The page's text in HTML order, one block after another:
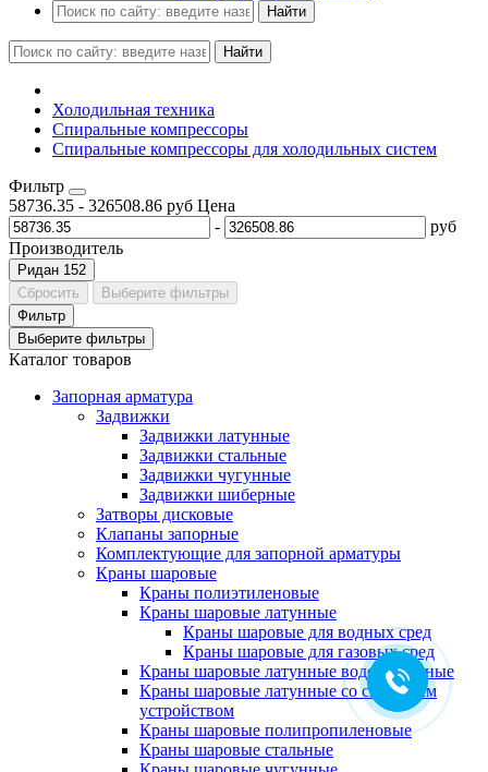
Найти
Найти
Холодильная техника
Спиральные компрессоры
Спиральные компрессоры для холодильных систем
Фильтр
58736.35 - 326508.86 руб Цена
-
руб
Производитель
Ридан 152
Сбросить
Выберите фильтры
Фильтр
Выберите фильтры
Каталог товаров
Запорная арматура
Задвижки
Задвижки латунные
Задвижки стальные
Задвижки чугунные
Задвижки шиберные
Затворы дисковые
Клапаны запорные
Комплектующие для запорной арматуры
Краны шаровые
Краны полиэтиленовые
Краны шаровые латунные
Краны шаровые для водных сред
Краны шаровые для газовых сред
Краны шаровые латунные водоразборные
Краны шаровые латунные со спускным
устройством
Краны шаровые полипропиленовые
Краны шаровые стальные